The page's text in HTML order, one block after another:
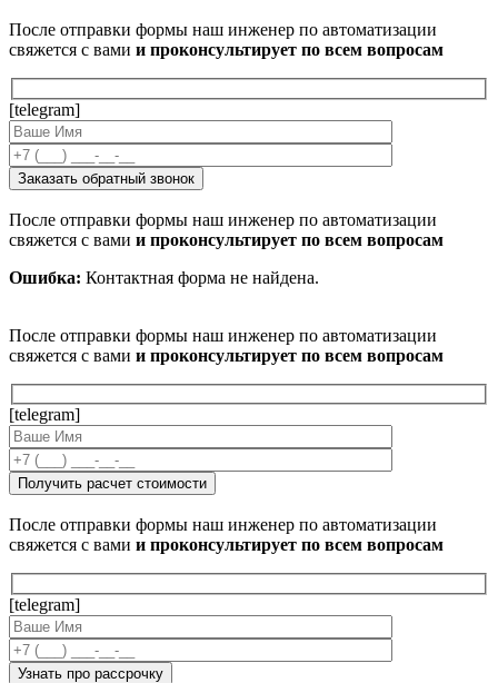
После отправки формы наш инженер по автоматизации
свяжется с вами и проконсультирует по всем вопросам
[telegram]
После отправки формы наш инженер по автоматизации
свяжется с вами и проконсультирует по всем вопросам
Ошибка: Контактная форма не найдена.
После отправки формы наш инженер по автоматизации
свяжется с вами и проконсультирует по всем вопросам
[telegram]
После отправки формы наш инженер по автоматизации
свяжется с вами и проконсультирует по всем вопросам
[telegram]